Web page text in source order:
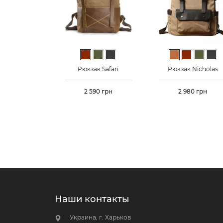
Рюкзак Safari
Цена
2 590 грн
Рюкзак Nicholas
Цена
2 980 грн
Наши контакты
Украина, г. Харьков